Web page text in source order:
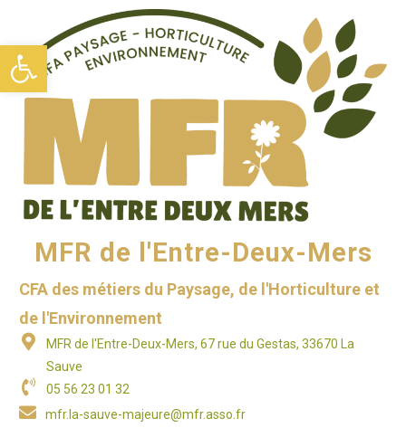
Ouvrir la barre d’outils
MFR de l'Entre-Deux-Mers
CFA des métiers du Paysage, de l'Horticulture et
de l'Environnement
MFR de l'Entre-Deux-Mers, 67 rue du Gestas, 33670 La
Sauve
05 56 23 01 32
mfr.la-sauve-majeure@mfr.asso.fr